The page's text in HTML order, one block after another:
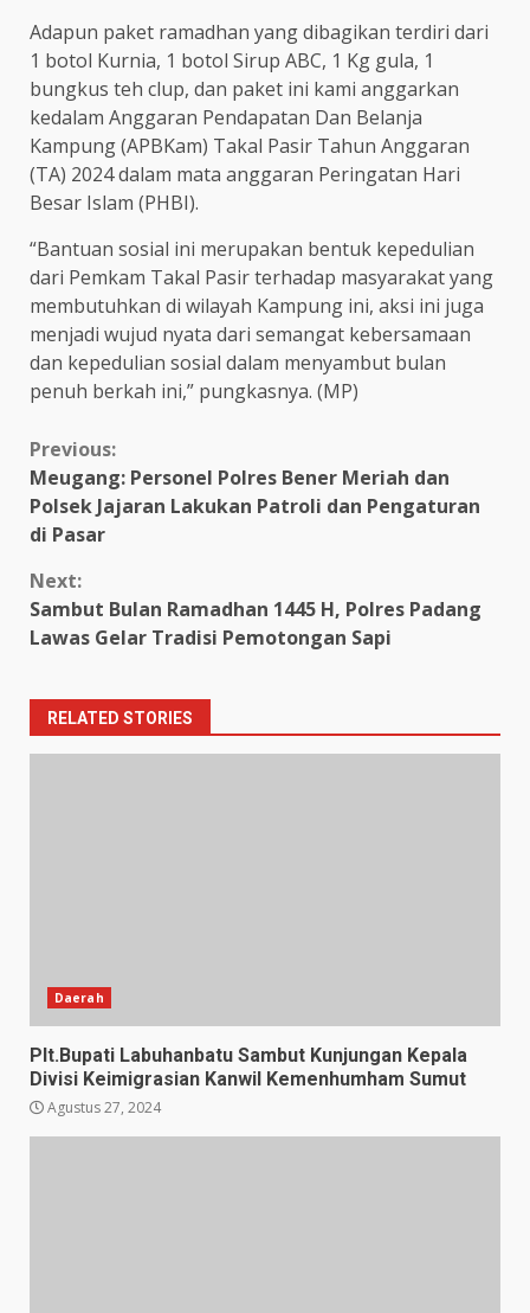
Adapun paket ramadhan yang dibagikan terdiri dari
1 botol Kurnia, 1 botol Sirup ABC, 1 Kg gula, 1
bungkus teh clup, dan paket ini kami anggarkan
kedalam Anggaran Pendapatan Dan Belanja
Kampung (APBKam) Takal Pasir Tahun Anggaran
(TA) 2024 dalam mata anggaran Peringatan Hari
Besar Islam (PHBI).
“Bantuan sosial ini merupakan bentuk kepedulian
dari Pemkam Takal Pasir terhadap masyarakat yang
membutuhkan di wilayah Kampung ini, aksi ini juga
menjadi wujud nyata dari semangat kebersamaan
dan kepedulian sosial dalam menyambut bulan
penuh berkah ini,” pungkasnya. (MP)
Continue
Reading
Previous:
Meugang: Personel Polres Bener Meriah dan
Polsek Jajaran Lakukan Patroli dan Pengaturan
di Pasar
Next:
Sambut Bulan Ramadhan 1445 H, Polres Padang
Lawas Gelar Tradisi Pemotongan Sapi
RELATED STORIES
Daerah
Plt.Bupati Labuhanbatu Sambut Kunjungan Kepala
Divisi Keimigrasian Kanwil Kemenhumham Sumut
Agustus 27, 2024